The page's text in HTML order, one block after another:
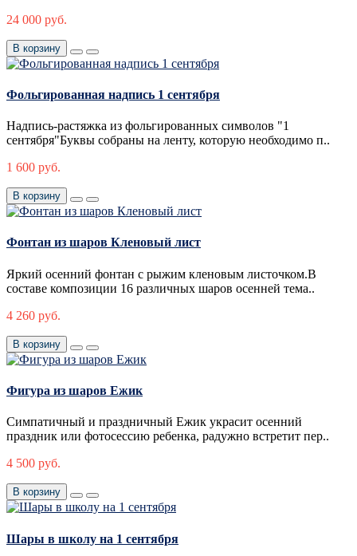
24 000 руб.
В корзину
Фольгированная надпись 1 сентября
Надпись-растяжка из фольгированных символов "1
сентября"Буквы собраны на ленту, которую необходимо п..
1 600 руб.
В корзину
Фонтан из шаров Кленовый лист
Яркий осенний фонтан с рыжим кленовым листочком.В
составе композиции 16 различных шаров осенней тема..
4 260 руб.
В корзину
Фигура из шаров Ежик
Симпатичный и праздничный Ежик украсит осенний
праздник или фотосессию ребенка, радужно встретит пер..
4 500 руб.
В корзину
Шары в школу на 1 сентября